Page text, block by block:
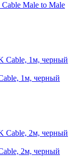
Male to Male
1м, черный
2м, черный